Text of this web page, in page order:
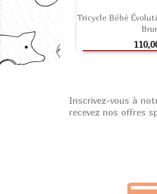
Tricycle Bébé
Prix
AJOUTER
Inscrivez-vous à
recevez nos offres